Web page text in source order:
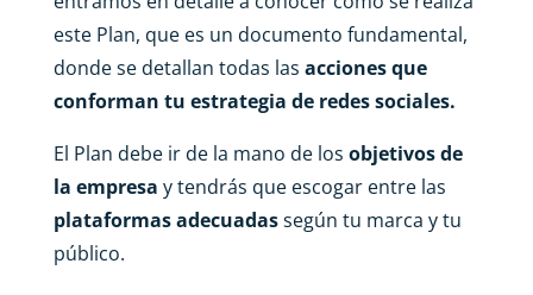
este Plan, que es un documento fundamental,
donde se detallan todas las acciones que
conforman tu estrategia de redes sociales.
El Plan debe ir de la mano de los objetivos de
la empresa y tendrás que escogar entre las
plataformas adecuadassegún tu marca y tu
público.